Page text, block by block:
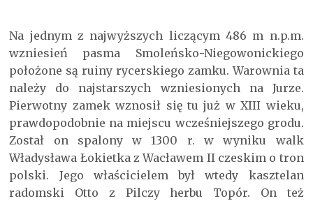
Na jednym z najwyższych liczącym 486 m n.p.m.
wzniesień pasma Smoleńsko-Niegowonickiego
położone są ruiny rycerskiego zamku. Warownia ta
należy do najstarszych wzniesionych na Jurze.
Pierwotny zamek wznosił się tu już w XIII wieku,
prawdopodobnie na miejscu wcześniejszego grodu.
Został on spalony w 1300 r. w wyniku walk
Władysława Łokietka z Wacławem II czeskim o tron
polski. Jego właścicielem był wtedy kasztelan
radomski Otto z Pilczy herbu Topór. On też